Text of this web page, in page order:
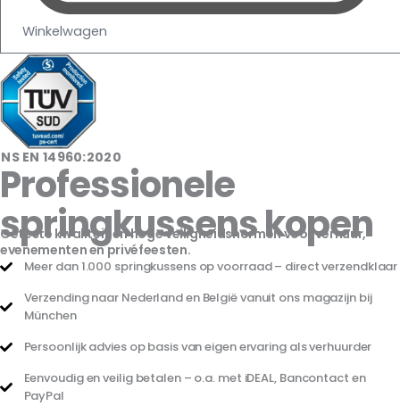
Winkelwagen
EN 14960:2020
Professionele
springkussens kopen
Geteste kwaliteit en hoge veiligheidsnormen voor verhuur,
evenementen en privéfeesten.
Meer dan 1.000 springkussens op voorraad – direct verzendklaar
Verzending naar Nederland en België vanuit ons magazijn bij
München
Persoonlijk advies op basis van eigen ervaring als verhuurder
Eenvoudig en veilig betalen – o.a. met iDEAL, Bancontact en
PayPal